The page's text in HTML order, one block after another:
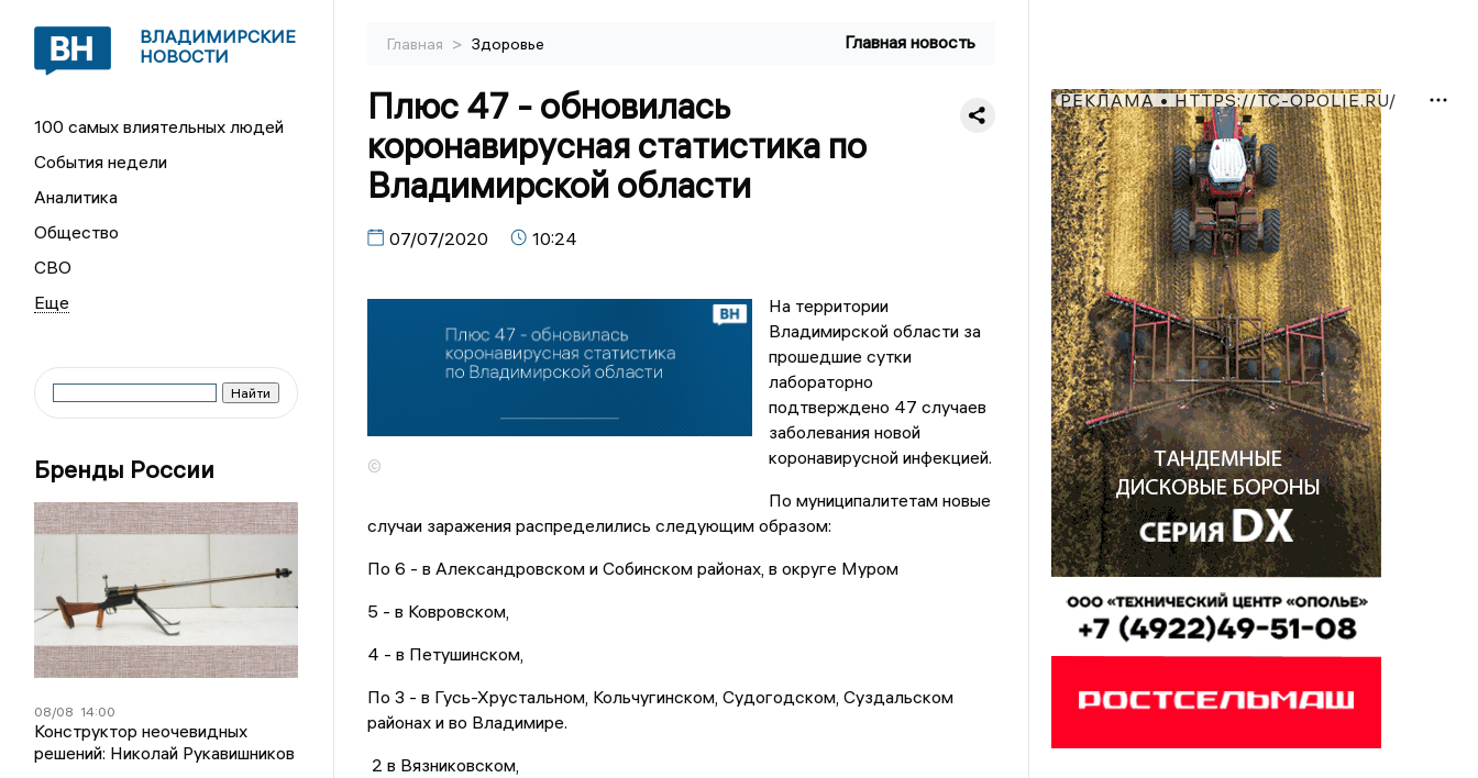
ВЛАДИМИРСКИЕ
НОВОСТИ
100 самых влиятельных людей
События недели
Аналитика
Общество
СВО
Бренды России
08/08 14:00
Конструктор неочевидных
решений: Николай Рукавишников
Главная > Здоровье Главная новость
Плюс 47 - обновилась
коронавирусная статистика по
Владимирской области
07/07/2020 10:24
©
На территории
Владимирской области за
прошедшие сутки
лабораторно
подтверждено 47 случаев
заболевания новой
коронавирусной инфекцией.
По муниципалитетам новые
случаи заражения распределились следующим образом:
По 6 - в Александровском и Собинском районах, в округе Муром
5 - в Ковровском,
4 - в Петушинском,
По 3 - в Гусь-Хрустальном, Кольчугинском, Судогодском, Суздальском
районах и во Владимире.
2 в Вязниковском,
РЕКЛАМА • HTTPS://TC-OPOLIE.RU/